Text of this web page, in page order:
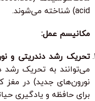
acid) شناخته می‌شوند.
مکانیسم عمل:
تحریک رشد دندریتی و
می‌توانند به تحریک رشد
نورون‌های جدید) در مغز
برای حافظه و یادگیری